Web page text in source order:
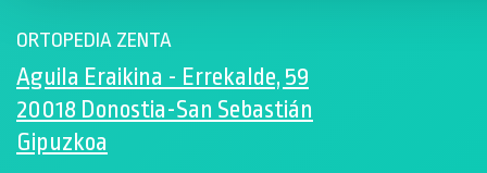
ORTOPEDIA ZENTA
Aguila Eraikina - Errekalde, 59
20018 Donostia-San Sebastián
Gipuzkoa